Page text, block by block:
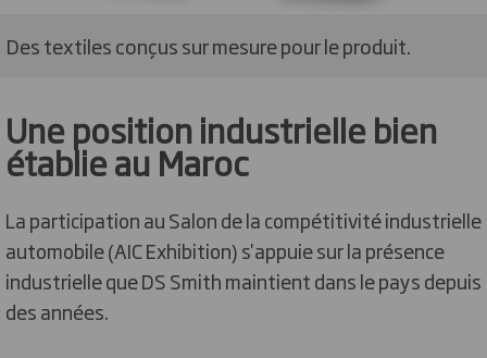
Des textiles conçus sur mesure pour le produit.
Une position industrielle bien
établie au Maroc
La participation au Salon de la compétitivité industrielle
automobile (AIC Exhibition) s'appuie sur la présence
industrielle que DS Smith maintient dans le pays depuis
des années.